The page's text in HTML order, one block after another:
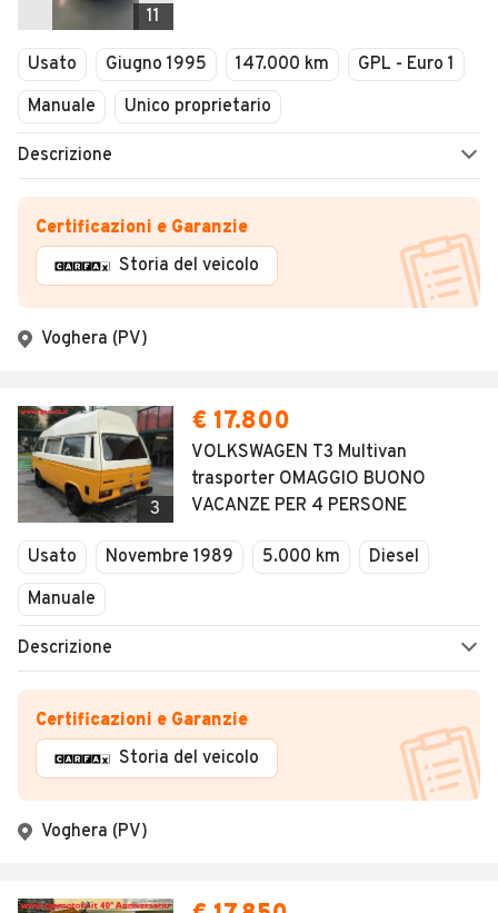
11
Usato Giugno 1995 147.000 km
GPL - Euro 1
Manuale
Unico proprietario
Descrizione
Certificazioni e Garanzie
Storia del veicolo
Voghera (PV)
3
€ 17.800
VOLKSWAGEN T3 Multivan
trasporter OMAGGIO BUONO
VACANZE PER 4 PERSONE
Usato Novembre 1989 5.000 km
Diesel
Manuale
Descrizione
Certificazioni e Garanzie
Storia del veicolo
Voghera (PV)